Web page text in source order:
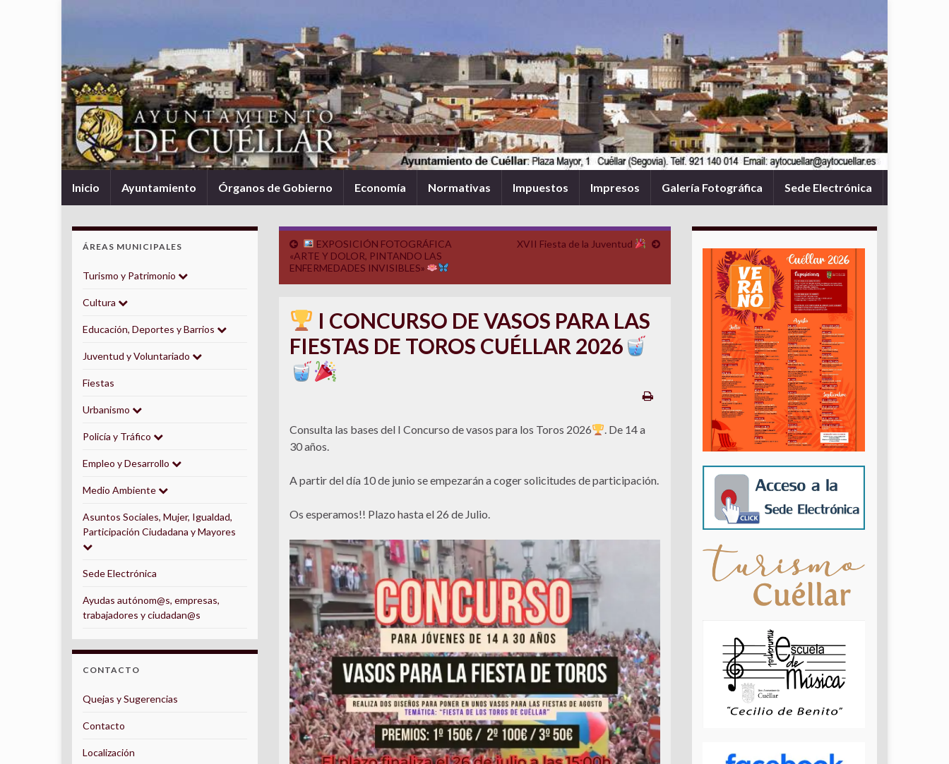
Inicio Ayuntamiento Órganos de Gobierno Economía Normativas Impuestos Impresos Galería Fotográfica Sede Electrónica
EXPOSICIÓN FOTOGRÁFICA
«ARTE Y DOLOR, PINTANDO LAS
ENFERMEDADES INVISIBLES»
XVII Fiesta de la Juventud
I CONCURSO DE VASOS PARA LAS
FIESTAS DE TOROS CUÉLLAR 2026
Consulta las bases del I Concurso de vasos para los Toros 2026
. De 14 a
30 años.
A partir del día 10 de junio se empezarán a coger solicitudes de participación.
Os esperamos!! Plazo hasta el 26 de Julio.
ÁREAS MUNICIPALES
Turismo y Patrimonio
Cultura
Educación, Deportes y Barrios
Juventud y Voluntariado
Fiestas
Urbanismo
Policía y Tráfico
Empleo y Desarrollo
Medio Ambiente
Asuntos Sociales, Mujer, Igualdad,
Participación Ciudadana y Mayores
Sede Electrónica
Ayudas autónom@s, empresas,
trabajadores y ciudadan@s
CONTACTO
Quejas y Sugerencias
Contacto
Localización